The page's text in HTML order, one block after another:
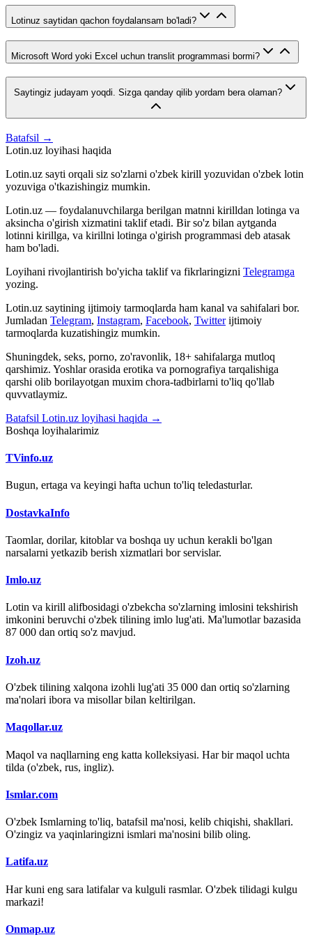
Lotinuz saytidan qachon foydalansam bo'ladi?
Microsoft Word yoki Excel uchun translit programmasi bormi?
Saytingiz judayam yoqdi. Sizga qanday qilib yordam bera olaman?
Batafsil →
Lotin.uz loyihasi haqida
Lotin.uz sayti orqali siz so'zlarni o'zbek kirill yozuvidan o'zbek lotin
yozuviga o'tkazishingiz mumkin.
Lotin.uz — foydalanuvchilarga berilgan matnni kirilldan lotinga va
aksincha o'girish xizmatini taklif etadi. Bir so'z bilan aytganda
lotinni kirillga, va kirillni lotinga o'girish programmasi deb atasak
ham bo'ladi.
Loyihani rivojlantirish bo'yicha taklif va fikrlaringizni Telegramga
yozing.
Lotin.uz saytining ijtimoiy tarmoqlarda ham kanal va sahifalari bor.
Jumladan Telegram, Instagram, Facebook, Twitter ijtimoiy
tarmoqlarda kuzatishingiz mumkin.
Shuningdek, seks, porno, zo'ravonlik, 18+ sahifalarga mutloq
qarshimiz. Yoshlar orasida erotika va pornografiya tarqalishiga
qarshi olib borilayotgan muxim chora-tadbirlarni to'liq qo'llab
quvvatlaymiz.
Batafsil Lotin.uz loyihasi haqida →
Boshqa loyihalarimiz
TVinfo.uz
Bugun, ertaga va keyingi hafta uchun to'liq teledasturlar.
DostavkaInfo
Taomlar, dorilar, kitoblar va boshqa uy uchun kerakli bo'lgan
narsalarni yetkazib berish xizmatlari bor servislar.
Imlo.uz
Lotin va kirill alifbosidagi o'zbekcha so'zlarning imlosini tekshirish
imkonini beruvchi o'zbek tilining imlo lug'ati. Ma'lumotlar bazasida
87 000 dan ortiq so'z mavjud.
Izoh.uz
O'zbek tilining xalqona izohli lug'ati 35 000 dan ortiq so'zlarning
ma'nolari ibora va misollar bilan keltirilgan.
Maqollar.uz
Maqol va naqllarning eng katta kolleksiyasi. Har bir maqol uchta
tilda (o'zbek, rus, ingliz).
Ismlar.com
O'zbek Ismlarning to'liq, batafsil ma'nosi, kelib chiqishi, shakllari.
O'zingiz va yaqinlaringizni ismlari ma'nosini bilib oling.
Latifa.uz
Har kuni eng sara latifalar va kulguli rasmlar. O'zbek tilidagi kulgu
markazi!
Onmap.uz